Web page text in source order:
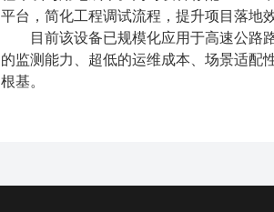
平台，简化工程调试流程，提升项目落地效
目前该设备已规模化应用于高速公路路
的监测能力、超低的运维成本、场景适配
根基。